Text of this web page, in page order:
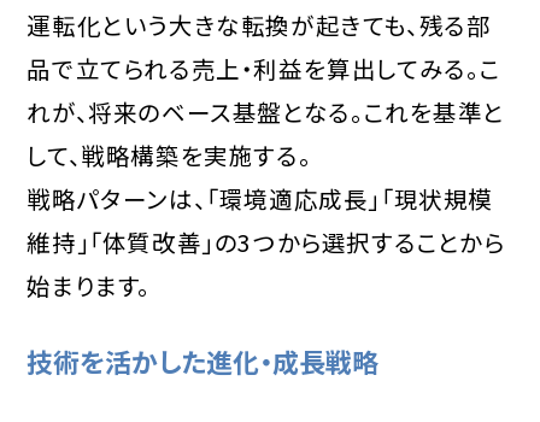
運転化という大きな転換が起きても、残る部
品で立てられる売上・利益を算出してみる。こ
れが、将来のベース基盤となる。これを基準と
して、戦略構築を実施する。
戦略パターンは、「環境適応成長」「現状規模
維持」「体質改善」の3つから選択することから
始まります。
技術を活かした進化・成長戦略